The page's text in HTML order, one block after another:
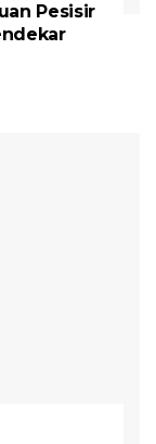
Pesisir